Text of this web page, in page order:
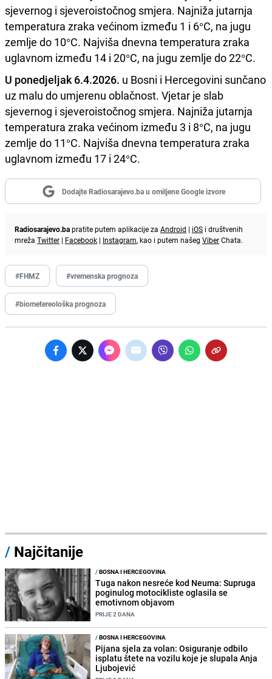
sjevernog i sjeveroistočnog smjera. Najniža jutarnja
temperatura zraka većinom između 1 i 6°C, na jugu
zemlje do 10°C. Najviša dnevna temperatura zraka
uglavnom između 14 i 20°C, na jugu zemlje do 22°C.
U ponedjeljak 6.4.2026. u Bosni i Hercegovini sunčano
uz malu do umjerenu oblačnost. Vjetar je slab
sjevernog i sjeveroistočnog smjera. Najniža jutarnja
temperatura zraka većinom između 3 i 8°C, na jugu
zemlje do 11°C. Najviša dnevna temperatura zraka
uglavnom između 17 i 24°C.
Dodajte Radiosarajevo.ba u omiljene Google izvore
Radiosarajevo.bapratite putem aplikacije za Android | iOS i društvenih
mreža Twitter | Facebook | Instagram, kao i putem našeg ViberChata.
#FHMZ #vremenska prognoza
#biometereološka prognoza
/ Najčitanije
/BOSNA I HERCEGOVINA
Tuga nakon nesreće kod Neuma: Supruga
poginulog motocikliste oglasila se
emotivnom objavom
PRIJE 2 DANA
/BOSNA I HERCEGOVINA
Pijana sjela za volan: Osiguranje odbilo
isplatu štete na vozilu koje je slupala Anja
Ljubojević